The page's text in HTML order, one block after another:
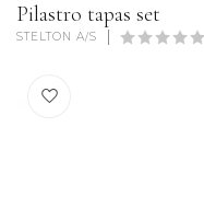
Pilastro tapas set
STELTON A/S